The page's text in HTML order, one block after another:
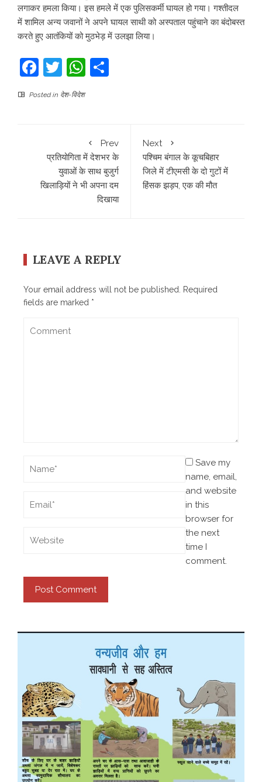
लगाकर हमला किया। इस हमले में एक पुलिसकर्मी घायल हो गया। गश्तीदल
में शामिल अन्य जवानों ने अपने घायल साथी को अस्पताल पहुंचाने का बंदोबस्त
करते हुए आतंकियों को मुठभेड़ में उलझा लिया।
Facebook
TwitterWhatsApp
Posted in देश-विदेश
Prev
प्रतियोगिता में देशभर के
युवाओं के साथ बुजुर्ग
खिलाड़ियों ने भी अपना दम
दिखाया
Next
पश्चिम बंगाल के कूचबिहार
जिले में टीएमसी के दो गुटों में
हिंसक झड़प, एक की मौत
LEAVE A REPLY
Your email address will not be published.
Required
fields are marked *
Save my
name, email,
and website
in this
browser for
the next
time I
comment.